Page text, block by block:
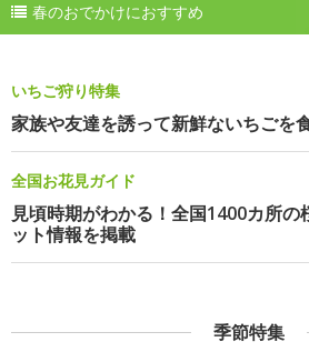
春のおでかけにおすすめ
いちご狩り特集
家族や友達を誘って新鮮ないちごを
全国お花見ガイド
見頃時期がわかる！全国1400カ所の
ット情報を掲載
季節特集